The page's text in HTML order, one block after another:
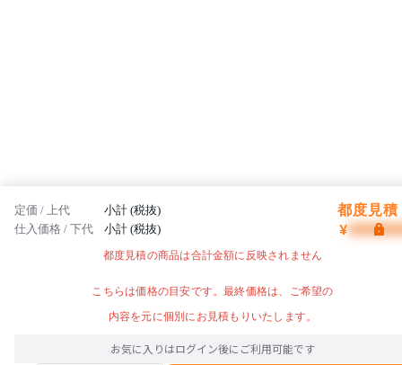
定価 / 上代 小計 (税抜) 都度見積
仕入価格 / 下代 小計 (税抜) ¥
都度見積の商品は合計金額に反映されません
こちらは価格の目安です。最終価格は、ご希望の
内容を元に個別にお見積もりいたします。
お気に入りはログイン後にご利用可能です